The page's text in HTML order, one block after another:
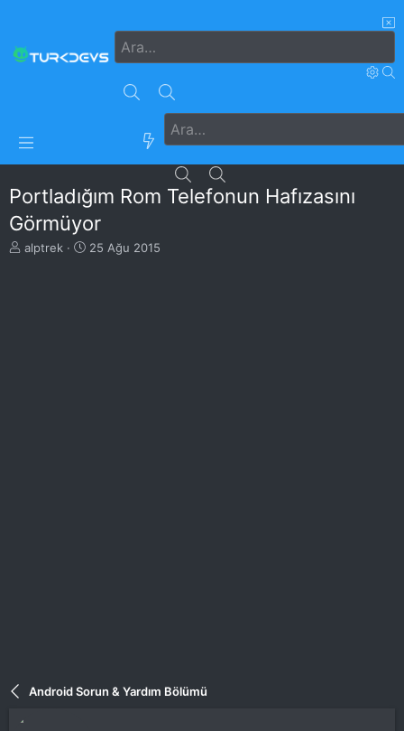
Portladığım Rom Telefonun Hafızasını
Görmüyor
K
alptrek
B
25 Ağu 2015
Android Sorun & Yardım Bölümü